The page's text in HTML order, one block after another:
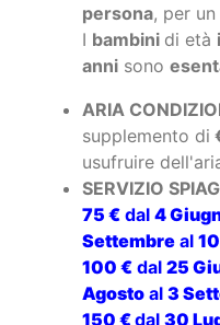
persona, per
I bambini di età
anni sono
ARIA
supplemento di
usufruire
SERVIZIO
75 € dal 4
Settembre al
100 € dal 25
Agosto al 3
150 €dal 30